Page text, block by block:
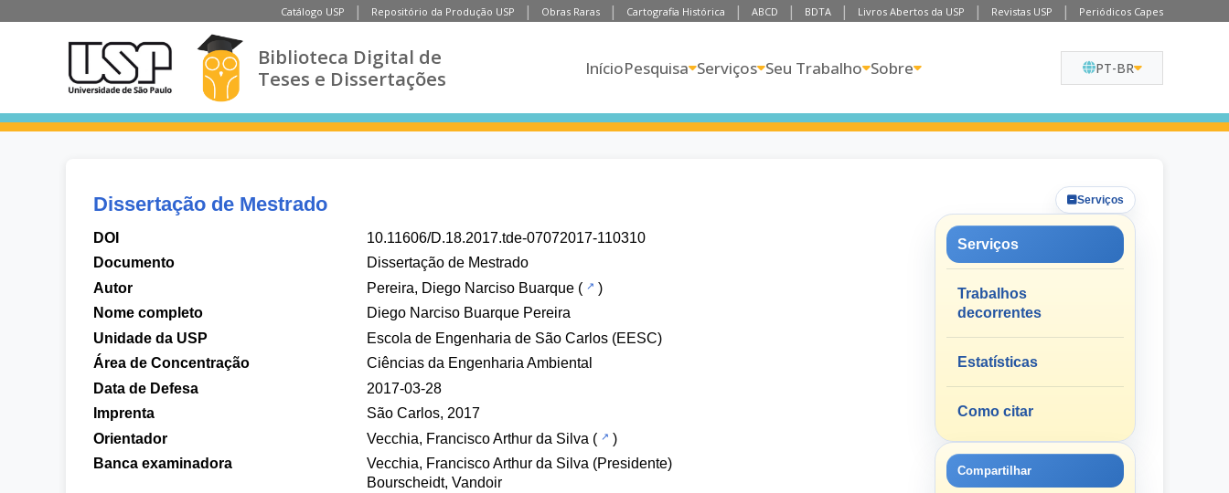
Catálogo USP Repositório da Produção USP Obras Raras Cartografia Histórica ABCD BDTA Livros Abertos da USP Revistas USP Periódicos Capes
Biblioteca Digital de
Teses e Dissertações
InícioPesquisa Serviços Seu Trabalho Sobre PT-BR
Dissertação de Mestrado
DOI
10.11606/D.18.2017.tde-07072017-110310
Documento
Dissertação de Mestrado
Autor
Pereira, Diego Narciso Buarque (
)
Nome completo
Diego Narciso Buarque Pereira
Unidade da USP
Escola de Engenharia de São Carlos (EESC)
Área de Concentração
Ciências da Engenharia Ambiental
Data de Defesa
2017-03-28
Imprenta
São Carlos, 2017
Orientador
Vecchia, Francisco Arthur da Silva (
)
Banca examinadora
Vecchia, Francisco Arthur da Silva (Presidente)
Bourscheidt, Vandoir
Serviços
Serviços
Trabalhos
decorrentes
Estatísticas
Como citar
Compartilhar